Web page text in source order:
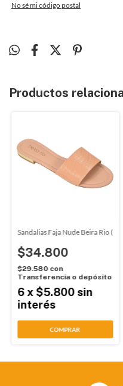
No sé mi código postal
Productos
(01013)
Sandalias Faja Nude Beira Rio
$34.800
$29.580 con
Transferencia o depósito
6 x$5.800 sin
interés
COMPRAR